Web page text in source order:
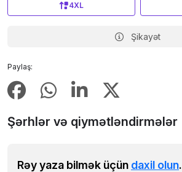
Paylaş:
4XL
Şikayət
Şərhlər və qiymətləndirmələr
Rəy yaza bilmək üçün daxil olun.